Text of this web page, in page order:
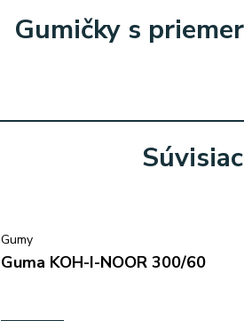
Gumičky s
Gumy
Guma KOH-I-NOOR 300/60